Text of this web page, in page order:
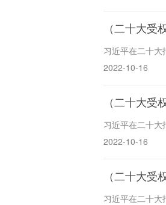
（二十大
习近平在二十大
2022-10-16
（二十大
习近平在二十大
2022-10-16
（二十大
习近平在二十大